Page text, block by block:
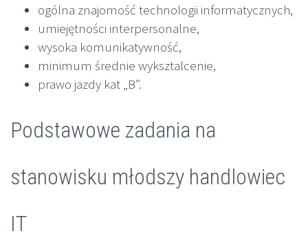
ogólna znajomość technologii informatycznych,
umiejętności interpersonalne,
wysoka komunikatywność,
minimum średnie wyksztalcenie,
prawo jazdy kat „B”.
Podstawowe zadania na
stanowisku młodszy handlowiec
IT